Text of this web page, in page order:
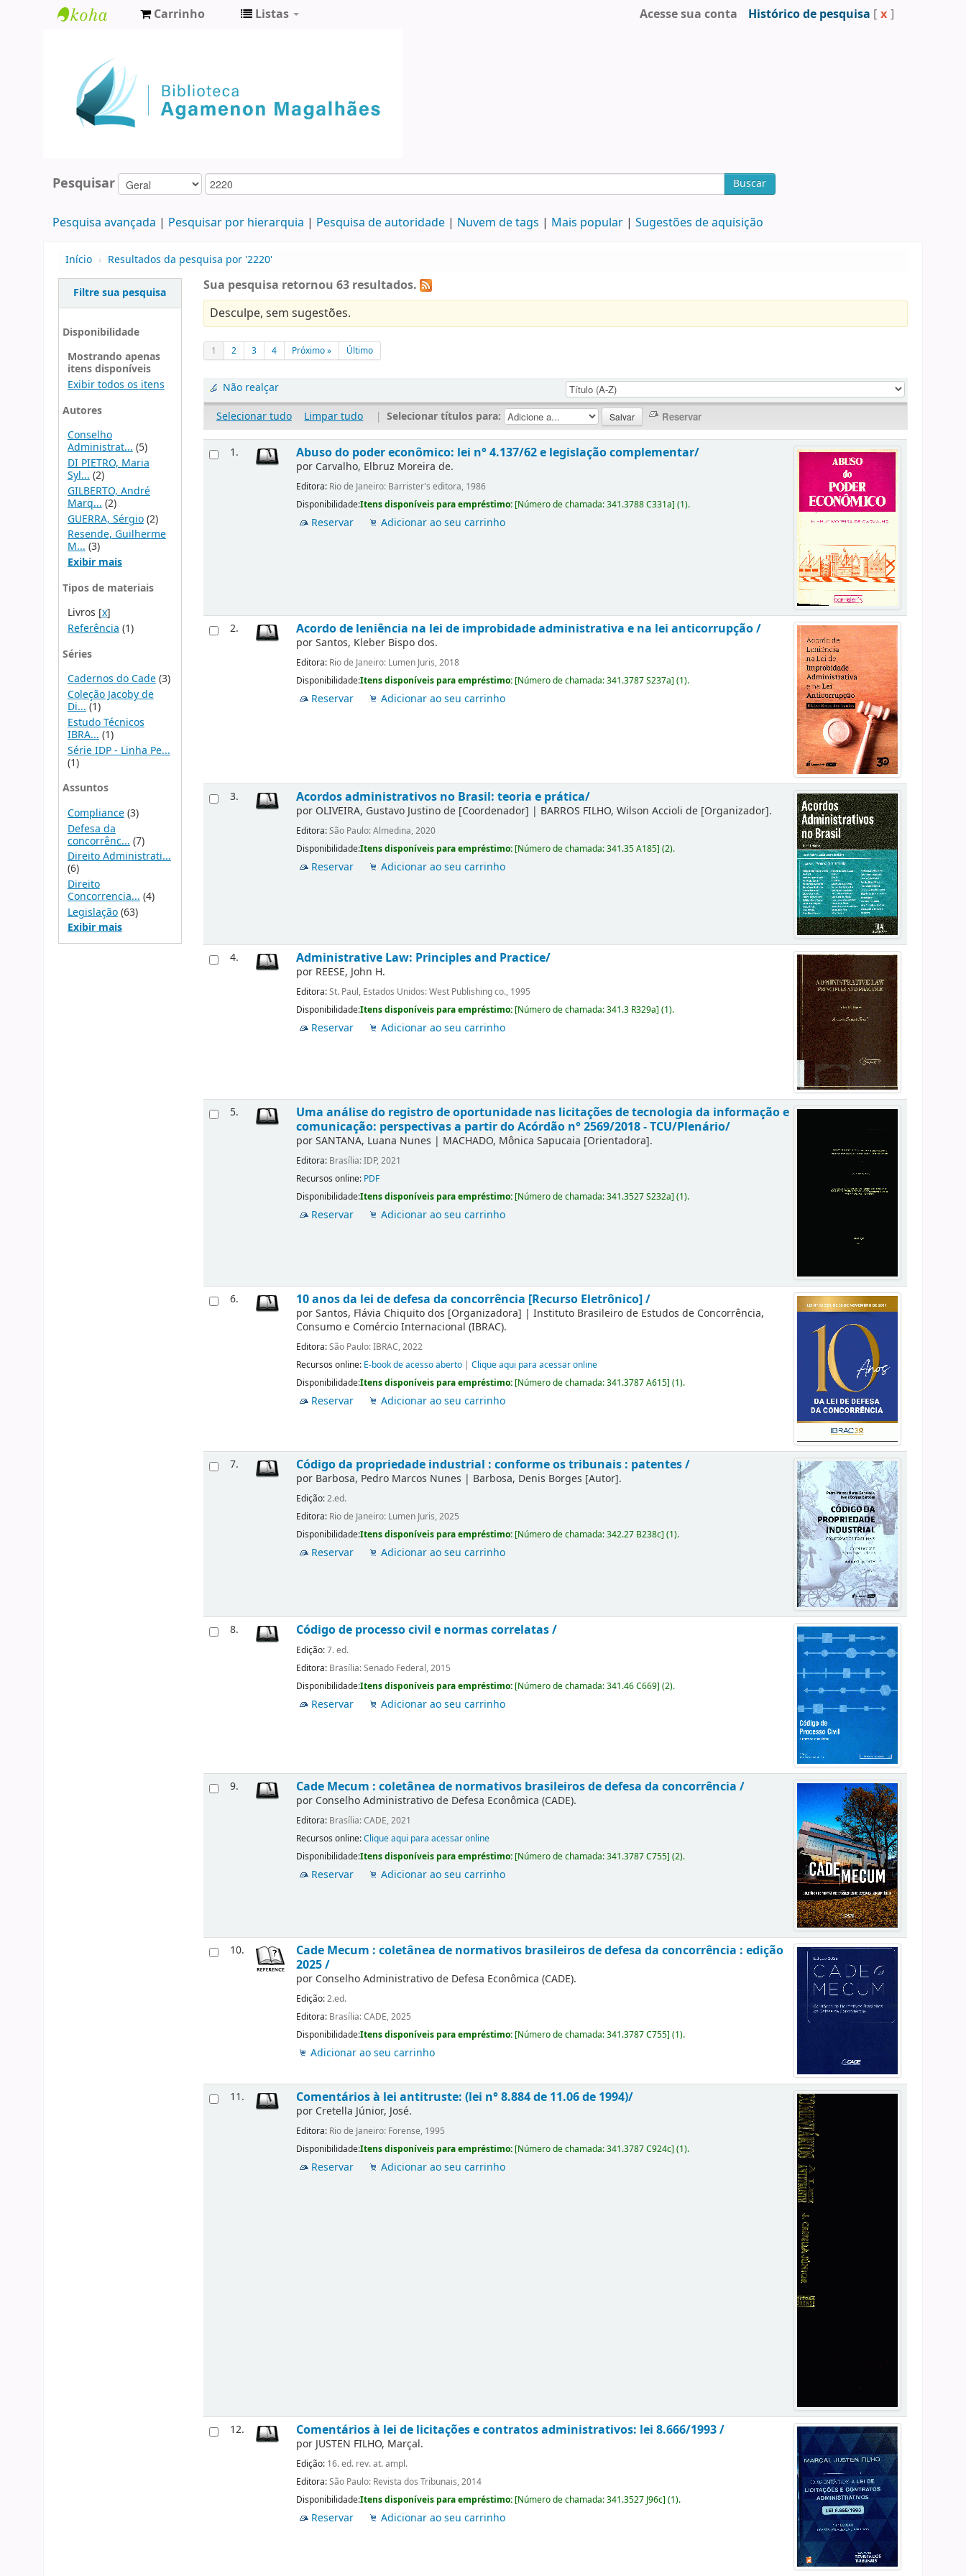
Agamenon
Magalhães
Carrinho Listas Acesse sua conta Histórico de pesquisa [ x ]
Pesquisar Buscar
Pesquisa avançada Pesquisar por hierarquia Pesquisa de autoridade Nuvem de tags Mais popular Sugestões de aquisição
Início › Resultados da pesquisa por '2220'
Filtre sua pesquisa
Disponibilidade
Mostrando apenas
itens disponíveis
Exibir todos os itens
Autores
Conselho
Administrat...(5)
DI PIETRO, Maria
Syl... (2)
GILBERTO, André
Marq... (2)
GUERRA, Sérgio(2)
Resende, Guilherme
M...(3)
Exibir mais
Tipos de materiais
Livros [x]
Referência (1)
Séries
Cadernos do Cade(3)
Coleção Jacoby de
Di... (1)
Estudo Técnicos
IBRA... (1)
Série IDP - Linha Pe...
(1)
Assuntos
Compliance(3)
Defesa da
concorrênc... (7)
Direito Administrati...
(6)
Direito
Concorrencia... (4)
Legislação(63)
Exibir mais
Sua pesquisa retornou 63 resultados.
Desculpe, sem sugestões.
1 2 3 4 Próximo » Último
Não realçar
Selecionar tudo
Limpar tudo | Selecionar títulos para:
1. Abuso do poder econômico: lei n° 4.137/62 e legislação complementar/
por Carvalho, Elbruz Moreira de.
Editora: Rio de Janeiro: Barrister's editora, 1986
Disponibilidade:Itens disponíveis para empréstimo: [Número de chamada:341.3788 C331a](1).
Reservar Adicionar ao seu carrinho
2. Acordo de leniência na lei de improbidade administrativa e na lei anticorrupção /
porSantos, Kleber Bispo dos.
Editora: Rio de Janeiro: Lumen Juris, 2018
Disponibilidade:Itens disponíveis para empréstimo: [Número de chamada:341.3787 S237a](1).
Reservar Adicionar ao seu carrinho
3. Acordos administrativos no Brasil: teoria e prática/
por OLIVEIRA, Gustavo Justino de [Coordenador] | BARROS FILHO, Wilson Accioli de [Organizador].
Editora:São Paulo: Almedina, 2020
Disponibilidade:Itens disponíveis para empréstimo: [Número de chamada:341.35 A185](2).
Reservar Adicionar ao seu carrinho
4. Administrative Law: Principles and Practice/
por REESE, John H.
Editora:St. Paul, Estados Unidos: West Publishing co., 1995
Disponibilidade:Itens disponíveis para empréstimo: [Número de chamada:341.3 R329a](1).
Reservar Adicionar ao seu carrinho
5.
Uma análise do registro de oportunidade nas licitações de tecnologia da informação e
comunicação: perspectivas a partir do Acórdão n° 2569/2018 - TCU/Plenário/
porSANTANA, Luana Nunes | MACHADO, Mônica Sapucaia [Orientadora].
Editora: Brasília: IDP, 2021
Recursos online: PDF
Disponibilidade:Itens disponíveis para empréstimo: [Número de chamada:341.3527 S232a](1).
Reservar Adicionar ao seu carrinho
6. 10 anos da lei de defesa da concorrência [Recurso Eletrônico] /
porSantos, Flávia Chiquito dos [Organizadora] |Instituto Brasileiro de Estudos de Concorrência,
Consumo e Comércio Internacional (IBRAC).
Editora:São Paulo: IBRAC, 2022
Recursos online: E-book de acesso aberto |Clique aqui para acessar online
Disponibilidade:Itens disponíveis para empréstimo: [Número de chamada:341.3787 A615](1).
Reservar Adicionar ao seu carrinho
7. Código da propriedade industrial : conforme os tribunais : patentes /
por Barbosa, Pedro Marcos Nunes | Barbosa, Denis Borges [Autor].
Edição:2.ed.
Editora: Rio de Janeiro: Lumen Juris, 2025
Disponibilidade:Itens disponíveis para empréstimo: [Número de chamada:342.27 B238c](1).
Reservar Adicionar ao seu carrinho
8. Código de processo civil e normas correlatas /
Edição:7. ed.
Editora: Brasília: Senado Federal, 2015
Disponibilidade:Itens disponíveis para empréstimo: [Número de chamada:341.46 C669](2).
Reservar Adicionar ao seu carrinho
9. Cade Mecum : coletânea de normativos brasileiros de defesa da concorrência /
por Conselho Administrativo de Defesa Econômica (CADE).
Editora: Brasília: CADE, 2021
Recursos online:Clique aqui para acessar online
Disponibilidade:Itens disponíveis para empréstimo: [Número de chamada:341.3787 C755](2).
Reservar Adicionar ao seu carrinho
10.
Cade Mecum : coletânea de normativos brasileiros de defesa da concorrência : edição
2025 /
por Conselho Administrativo de Defesa Econômica (CADE).
Edição:2.ed.
Editora: Brasília: CADE, 2025
Disponibilidade:Itens disponíveis para empréstimo: [Número de chamada:341.3787 C755](1).
Adicionar ao seu carrinho
11. Comentários à lei antitruste: (lei n° 8.884 de 11.06 de 1994)/
por Cretella Júnior, José.
Editora: Rio de Janeiro: Forense, 1995
Disponibilidade:Itens disponíveis para empréstimo: [Número de chamada:341.3787 C924c](1).
Reservar Adicionar ao seu carrinho
12. Comentários à lei de licitações e contratos administrativos: lei 8.666/1993 /
porJUSTEN FILHO, Marçal.
Edição: 16. ed. rev. at. ampl.
Editora:São Paulo: Revista dos Tribunais, 2014
Disponibilidade:Itens disponíveis para empréstimo: [Número de chamada:341.3527 J96c](1).
Reservar Adicionar ao seu carrinho